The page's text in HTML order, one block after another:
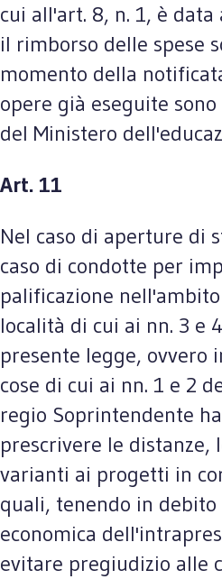
cui all'art. 8, n. 1, è
il rimborso delle spese
momento della
opere già eseguite
del Ministero
Art. 11
Nel caso di aperture di
caso di condotte per
palificazione
località di cui ai nn. 3 e
presente legge, ovvero
cose di cui ai nn. 1 e 2
regio Soprintendente
prescrivere le distanze,
varianti ai progetti in
quali, tenendo in
economica
evitare pregiudizio alle